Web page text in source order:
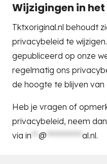
Wijzigingen in
Tktxoriginal.nl behoudt
privacybeleid te
gepubliceerd op onze
regelmatig ons
de hoogte te blijven van
Heb je vragen of
privacybeleid, neem
via in ** @ ********** al.nl.